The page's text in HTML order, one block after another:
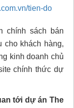
tien-do
chính sách bán
cho khách hàng,
kinh doanh chủ
chính thức dự
tới dự án The